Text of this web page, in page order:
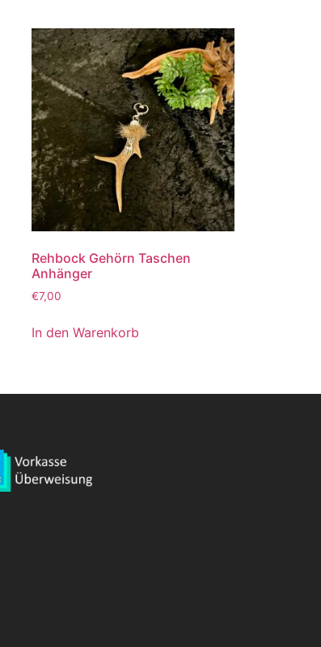
Rehbock Gehörn Taschen
Anhänger
€7,00
In den Warenkorb